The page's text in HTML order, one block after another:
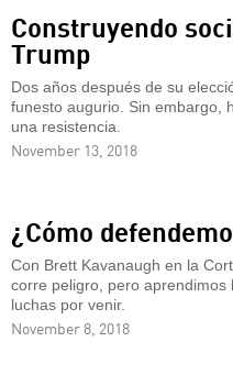
Construyendo
Trump
Dos años después de su
funesto augurio. Sin embargo,
una resistencia.
November 13, 2018
¿Cómo
Con Brett Kavanaugh en la
corre peligro, pero
luchas por venir.
November 8, 2018